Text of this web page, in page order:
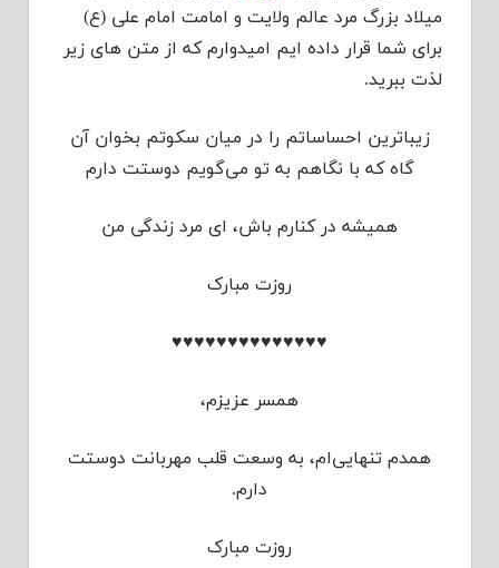
میلاد بزرگ مرد عالم ولایت و امامت امام علی (ع)
برای شما قرار داده ایم امیدوارم که از متن های زیر
لذت ببرید.
زیباترین احساساتم را در میان سکوتم بخوان آن
گاه که با نگاهم به تو می‌گویم دوستت دارم
همیشه در کنارم باش، ای مرد زندگی من
روزت مبارک
♥♥♥♥♥♥♥♥♥♥♥♥♥♥
همسر عزیزم،
همدم تنهایی‌ام، به وسعت قلب مهربانت دوستت
دارم.
روزت مبارک